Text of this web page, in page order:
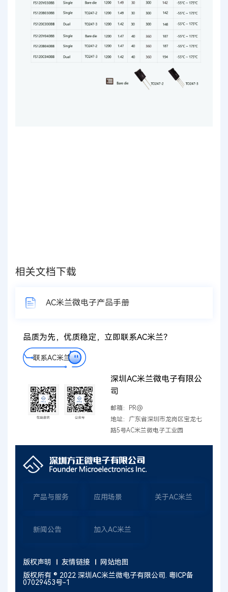
相关文档下载
AC米兰微电子产品手册
品质为先，优质稳定，立即联系AC米兰？
联系AC米兰
深圳AC米兰微电子有限公
司
邮箱：PR@
地址：广东省深圳市龙岗区宝龙七
路5号AC米兰微电子工业园
产品与服务 应用场景 关于AC米兰
新闻公告 加入AC米兰
版权声明 友情链接
网站地图
版权所有 ® 2022 深圳AC米兰微电子有限公司. 粤ICP备
07029453号-1